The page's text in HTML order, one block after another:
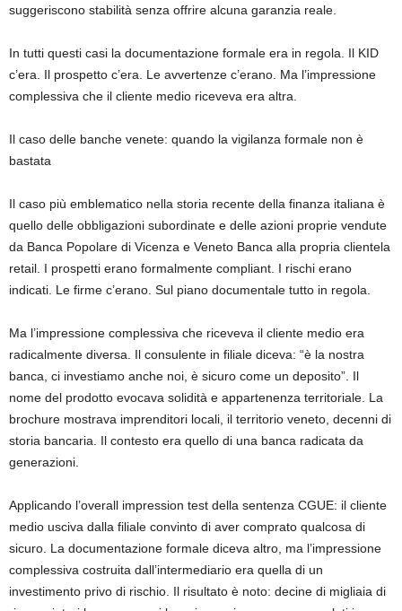
suggeriscono stabilità senza offrire alcuna garanzia reale.
In tutti questi casi la documentazione formale era in regola. Il KID
c’era. Il prospetto c’era. Le avvertenze c’erano. Ma l’impressione
complessiva che il cliente medio riceveva era altra.
Il caso delle banche venete: quando la vigilanza formale non è
bastata
Il caso più emblematico nella storia recente della finanza italiana è
quello delle obbligazioni subordinate e delle azioni proprie vendute
da Banca Popolare di Vicenza e Veneto Banca alla propria clientela
retail. I prospetti erano formalmente compliant. I rischi erano
indicati. Le firme c’erano. Sul piano documentale tutto in regola.
Ma l’impressione complessiva che riceveva il cliente medio era
radicalmente diversa. Il consulente in filiale diceva: “è la nostra
banca, ci investiamo anche noi, è sicuro come un deposito”. Il
nome del prodotto evocava solidità e appartenenza territoriale. La
brochure mostrava imprenditori locali, il territorio veneto, decenni di
storia bancaria. Il contesto era quello di una banca radicata da
generazioni.
Applicando l’overall impression test della sentenza CGUE: il cliente
medio usciva dalla filiale convinto di aver comprato qualcosa di
sicuro. La documentazione formale diceva altro, ma l’impressione
complessiva costruita dall’intermediario era quella di un
investimento privo di rischio. Il risultato è noto: decine di migliaia di